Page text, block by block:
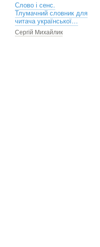
Слово і сенс.
Тлумачний словник для
читача української…
Сергій Михайлик